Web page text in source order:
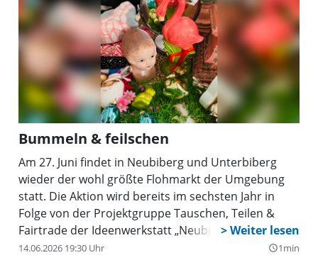
Bummeln & feilschen
Am 27. Juni findet in Neubiberg und Unterbiberg
wieder der wohl größte Flohmarkt der Umgebung
statt. Die Aktion wird bereits im sechsten Jahr in
Folge von der Projektgruppe Tauschen, Teilen &
Fairtrade der Ideenwerkstatt „Neubiberg for Future”
organisiert. Entlang einer Strecke von fast 5
14.06.2026 19:30 Uhr query_builder1min